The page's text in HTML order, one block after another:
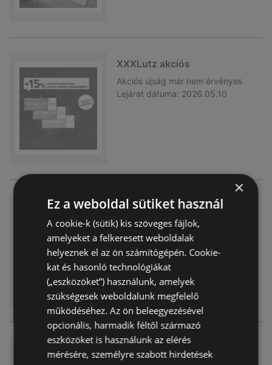
XXXLutz akciós
Akciós újság már nem érvényes
Lejárat dátuma: 2026.05.10
XXXLutz akciós
Akciós újság már nem érvényes
Lejárat dátuma: 2026.04.19
XXXLutz akciós
×
Ez a weboldal sütiket használ
A cookie-k (sütik) kis szöveges fájlok,
amelyeket a felkeresett weboldalak
helyeznek el az ön számítógépén. Cookie-
kat és hasonló technológiákat
(„eszközöket”) használunk, amelyek
szükségesek weboldalunk megfelelő
működéséhez. Az ön beleegyezésével
opcionális, harmadik féltől származó
eszközöket is használunk az elérés
mérésére, személyre szabott hirdetések